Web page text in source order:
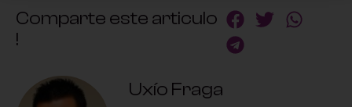
Comparte este articulo
!
Uxío Fraga